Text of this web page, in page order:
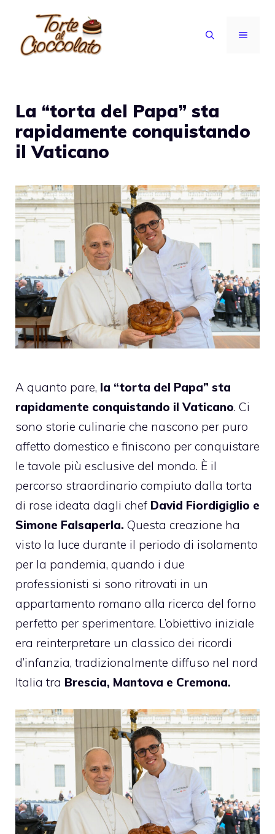
contenuto
MENU
La “torta del Papa” sta
rapidamente conquistando
il Vaticano
A quanto pare, la “torta del Papa” sta
rapidamente conquistando il Vaticano. Ci
sono storie culinarie che nascono per puro
affetto domestico e finiscono per conquistare
le tavole più esclusive del mondo. È il
percorso straordinario compiuto dalla torta
di rose ideata dagli chef David Fiordigiglio e
Simone Falsaperla. Questa creazione ha
visto la luce durante il periodo di isolamento
per la pandemia, quando i due
professionisti si sono ritrovati in un
appartamento romano alla ricerca del forno
perfetto per sperimentare. L’obiettivo iniziale
era reinterpretare un classico dei ricordi
d’infanzia, tradizionalmente diffuso nel nord
Italia tra Brescia, Mantova e Cremona.